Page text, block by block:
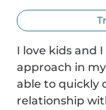
I love kids and
approach in
able to quickly
relationship